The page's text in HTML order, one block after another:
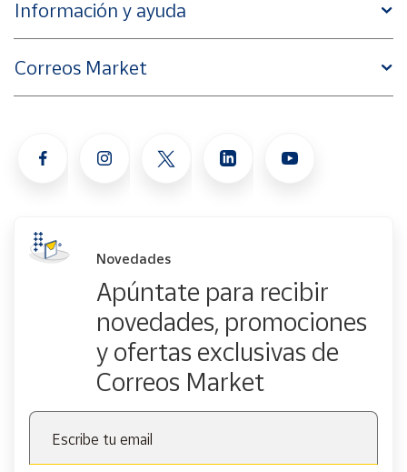
Información y ayuda
Correos Market
Novedades
Apúntate para recibir
novedades, promociones
y ofertas exclusivas de
Correos Market
Escribe tu email